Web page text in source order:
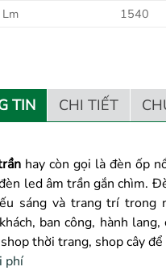
1540
TIN CHI TIẾT
hay còn gọi là đèn ốp
led âm trần gắn chìm.
sáng và trang trí trong
ban công, hành
thời trang, shop cây
phí